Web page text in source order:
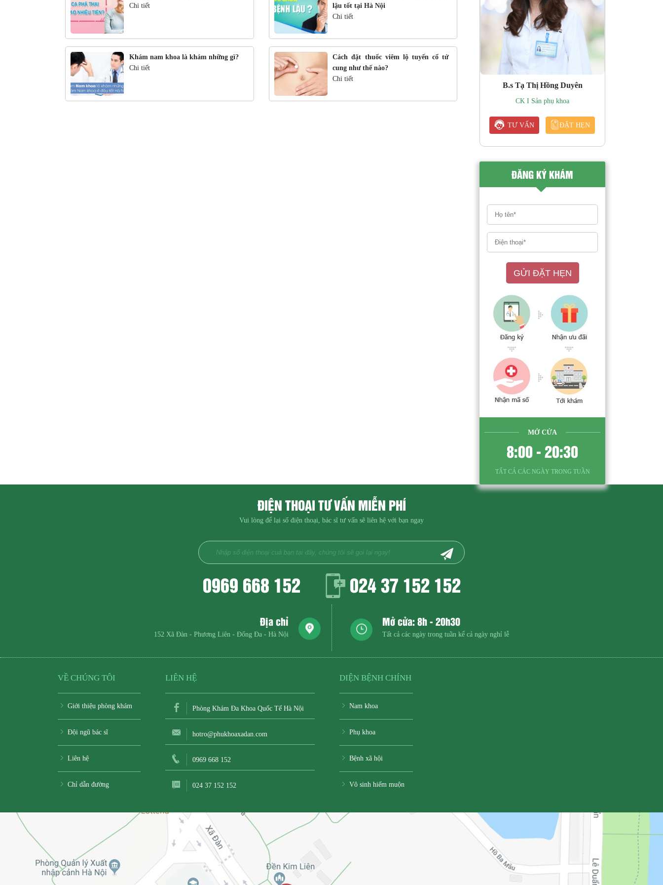
Chi tiết
lậu tốt tại Hà Nội
Chi tiết
Khám nam khoa là khám những gì?
Chi tiết
Cách đặt thuốc viêm lộ tuyến cổ tử
cung như thế nào?
Chi tiết
B.s Tạ Thị Hồng Duyên
CK I Sản phụ khoa
TƯ VẤN ĐẶT HẸN
ĐĂNG KÝ KHÁM
GỬI ĐẶT HẸN
MỞ CỬA
8:00 - 20:30
TẤT CẢ CÁC NGÀY TRONG TUẦN
ĐIỆN THOẠI TƯ VẤN MIỄN PHÍ
Vui lòng để lại số điện thoại, bác sĩ tư vấn sẽ liên hệ với bạn ngay
0969 668 152 024 37 152 152
Địa chỉ
152 Xã Đàn - Phương Liên - Đống Đa - Hà Nội
Mở cửa: 8h - 20h30
Tất cả các ngày trong tuần kể cả ngày nghỉ lễ
VỀ CHÚNG TÔI
Giới thiệu phòng khám
Đội ngũ bác sĩ
Liên hệ
Chỉ dẫn đường
LIÊN HỆ
Phòng Khám Đa Khoa Quốc Tế Hà Nội
hotro@phukhoaxadan.com
0969 668 152
024 37 152 152
DIỆN BỆNH CHÍNH
Nam khoa
Phụ khoa
Bệnh xã hội
Vô sinh hiếm muộn